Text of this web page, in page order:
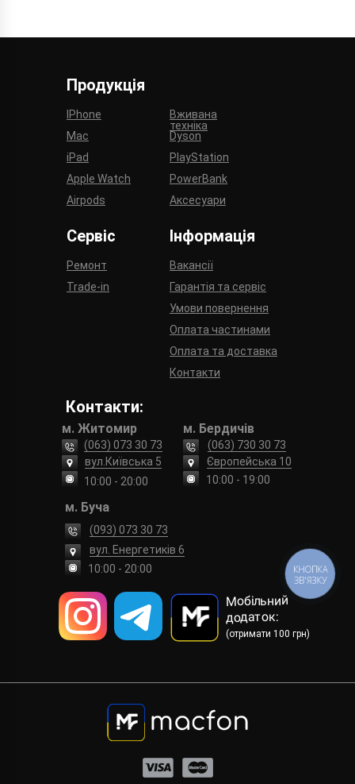
Продукція
IPhone
Mac
iPad
Apple Watch
Airpods
Вживана
техніка
Dyson
PlayStation
PowerBank
Аксесуари
Сервіс
Ремонт
Trade-in
Інформація
Вакансії
Гарантія та сервіс
Умови повернення
Оплата та доставка
Оплата частинами
Контакти
Контакти:
м. Житомир
вул.Київська 5
10:00 - 20:00
(063) 073 30 73
м. Бердичів
Європейська 10
10:00 - 19:00
(063) 730 30 73
Мобільний
додаток:
(отримати 100 грн)
м. Буча
вул. Енергетиків 6
(093) 073 30 73
10:00 - 20:00
КНОПКА
ЗВ'ЯЗКУ